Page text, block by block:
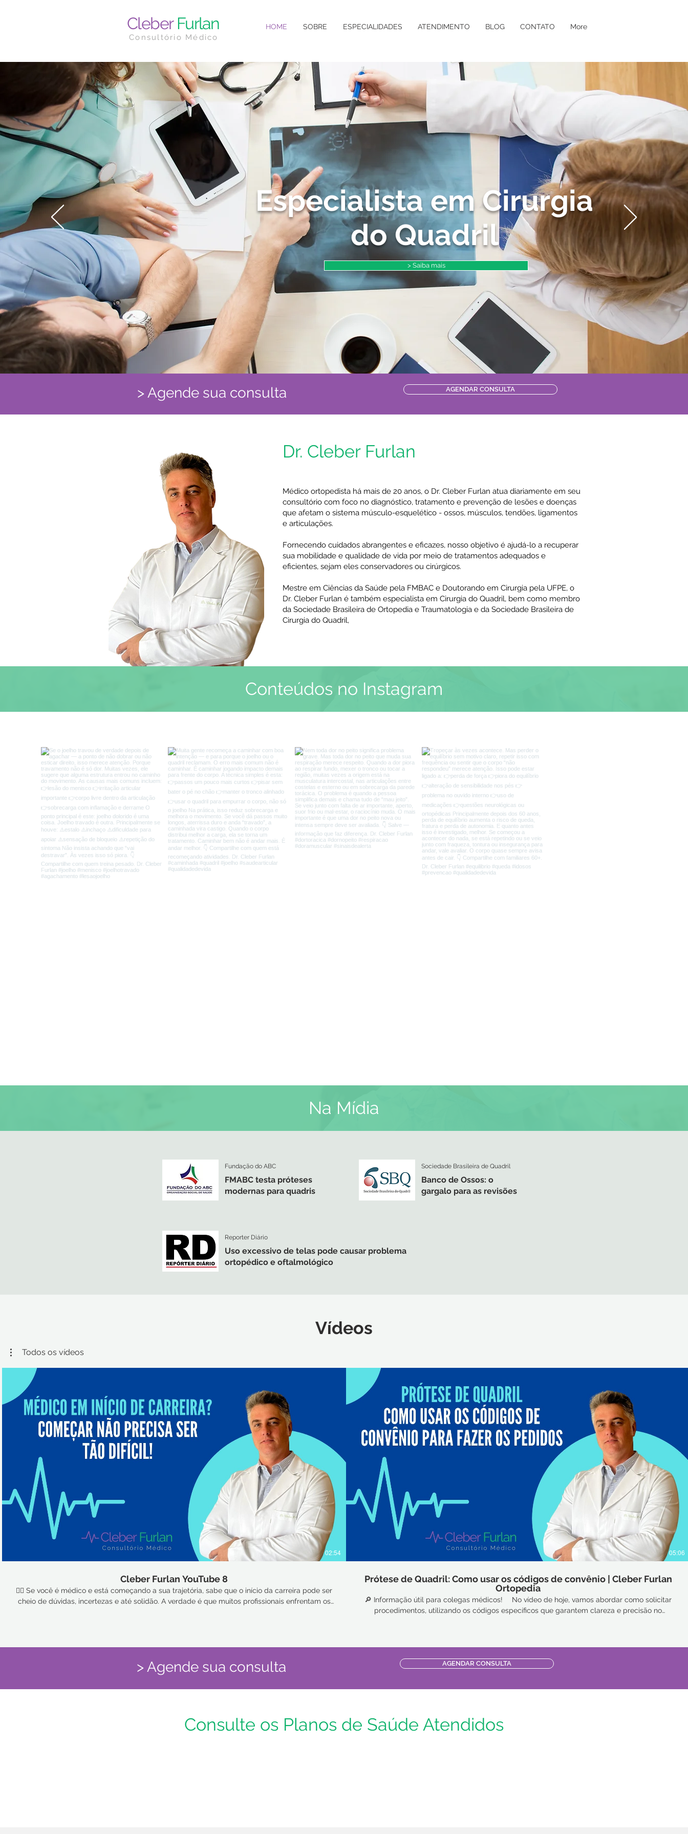
CleberFurlan
Consultório Médico
HOME SOBRE ESPECIALIDADES ATENDIMENTO BLOG CONTATO More
Especialista em Cirurgia
do Quadril
> Saiba mais
> Agende sua consulta AGENDAR CONSULTA
Dr. Cleber Furlan
Médico ortopedista há mais de 20 anos, o Dr. Cleber Furlan atua diariamente em seu
consultório com foco no diagnóstico, tratamento e prevenção de lesões e doenças
que afetam o sistema músculo-esquelético - ossos, músculos, tendões, ligamentos
e articulações.
Fornecendo cuidados abrangentes e eficazes, nosso objetivo é ajudá-lo a recuperar
sua mobilidade e qualidade de vida por meio de tratamentos adequados e
eficientes, sejam eles conservadores ou cirúrgicos.
Mestre em Ciências da Saúde pela FMBAC e Doutorando em Cirurgia pela UFPE, o
Dr. Cleber Furlan é também especialista em Cirurgia do Quadril, bem como membro
da Sociedade Brasileira de Ortopedia e Traumatologia e da Sociedade Brasileira de
Cirurgia do Quadril,
Conteúdos no Instagram
Na Mídia
Fundação do ABC
FMABC testa próteses
modernas para quadris
Sociedade Brasileira de Quadril
Banco de Ossos: o
gargalo para as revisões
Reporter Diário
Uso excessivo de telas pode causar problema
ortopédico e oftalmológico
Vídeos
Todos os vídeos
Reproduzir vídeo
02:54
Cleber Furlan YouTube 8
👨‍⚕️ Se você é médico e está começando a sua trajetória, sabe que o início da carreira pode ser
cheio de dúvidas, incertezas e até solidão. A verdade é que muitos profissionais enfrentam os
sua experiência pode inspirar outros colegas. 🔗 Acompanhe as novidades. Em breve, mais
informações!
Reproduzir vídeo
05:06
Prótese de Quadril: Como usar os códigos de convênio | Cleber Furlan
Ortopedia
🔎 Informação útil para colegas médicos! ⠀ No vídeo de hoje, vamos abordar como solicitar
procedimentos, utilizando os códigos específicos que garantem clareza e precisão no
> Agende sua consulta AGENDAR CONSULTA
Consulte os Planos de Saúde Atendidos